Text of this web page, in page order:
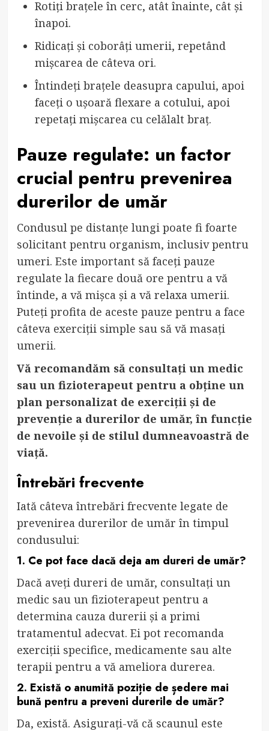
Rotiți brațele în cerc, atât înainte, cât și
înapoi.
Ridicați și coborâți umerii, repetând
mișcarea de câteva ori.
Întindeți brațele deasupra capului, apoi
faceți o ușoară flexare a cotului, apoi
repetați mișcarea cu celălalt braț.
Pauze regulate: un factor
crucial pentru prevenirea
durerilor de umăr
Condusul pe distanțe lungi poate fi foarte
solicitant pentru organism, inclusiv pentru
umeri. Este important să faceți pauze
regulate la fiecare două ore pentru a vă
întinde, a vă mișca și a vă relaxa umerii.
Puteți profita de aceste pauze pentru a face
câteva exerciții simple sau să vă masați
umerii.
Vă recomandăm să consultați un medic
sau un fizioterapeut pentru a obține un
plan personalizat de exerciții și de
prevenție a durerilor de umăr, în funcție
de nevoile și de stilul dumneavoastră de
viață.
Întrebări frecvente
Iată câteva întrebări frecvente legate de
prevenirea durerilor de umăr în timpul
condusului:
1. Ce pot face dacă deja am dureri de umăr?
Dacă aveți dureri de umăr, consultați un
medic sau un fizioterapeut pentru a
determina cauza durerii și a primi
tratamentul adecvat. Ei pot recomanda
exerciții specifice, medicamente sau alte
terapii pentru a vă ameliora durerea.
2. Există o anumită poziție de ședere mai
bună pentru a preveni durerile de umăr?
Da, există. Asigurați-vă că scaunul este